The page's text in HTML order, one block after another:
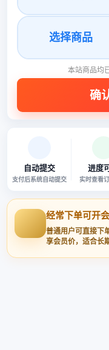
选择商品
本站商品均
自动提交
支付后系统自动提交
进度
实时查看
经常下单可开
普通用户可直接下
享会员价，适合长